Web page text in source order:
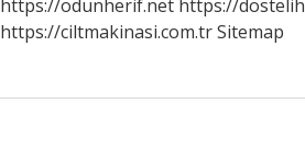
https://odunherif.net https://
https://ciltmakinasi.com.trSitemap